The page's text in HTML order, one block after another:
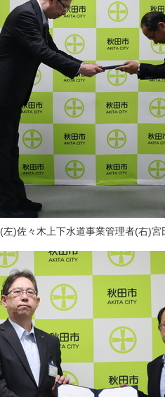
(左)佐々木上下水道事業管理者(右)宮